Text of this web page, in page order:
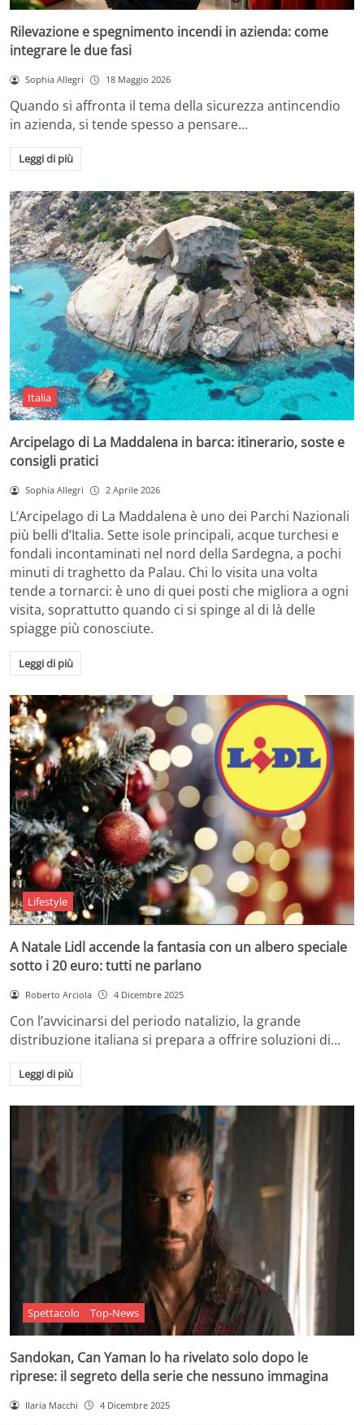
Rilevazione e spegnimento incendi in azienda: come
integrare le due fasi
Sophia Allegri 18 Maggio 2026
Quando si affronta il tema della sicurezza antincendio
in azienda, si tende spesso a pensare…
Leggi di più
Italia
Arcipelago di La Maddalena in barca: itinerario, soste e
consigli pratici
Sophia Allegri 2 Aprile 2026
L’Arcipelago di La Maddalena è uno dei Parchi Nazionali
più belli d’Italia. Sette isole principali, acque turchesi e
fondali incontaminati nel nord della Sardegna, a pochi
minuti di traghetto da Palau. Chi lo visita una volta
tende a tornarci: è uno di quei posti che migliora a ogni
visita, soprattutto quando ci si spinge al di là delle
spiagge più conosciute.
Leggi di più
Lifestyle
A Natale Lidl accende la fantasia con un albero speciale
sotto i 20 euro: tutti ne parlano
Roberto Arciola 4 Dicembre 2025
Con l’avvicinarsi del periodo natalizio, la grande
distribuzione italiana si prepara a offrire soluzioni di…
Leggi di più
Spettacolo Top-News
Sandokan, Can Yaman lo ha rivelato solo dopo le
riprese: il segreto della serie che nessuno immagina
Ilaria Macchi 4 Dicembre 2025